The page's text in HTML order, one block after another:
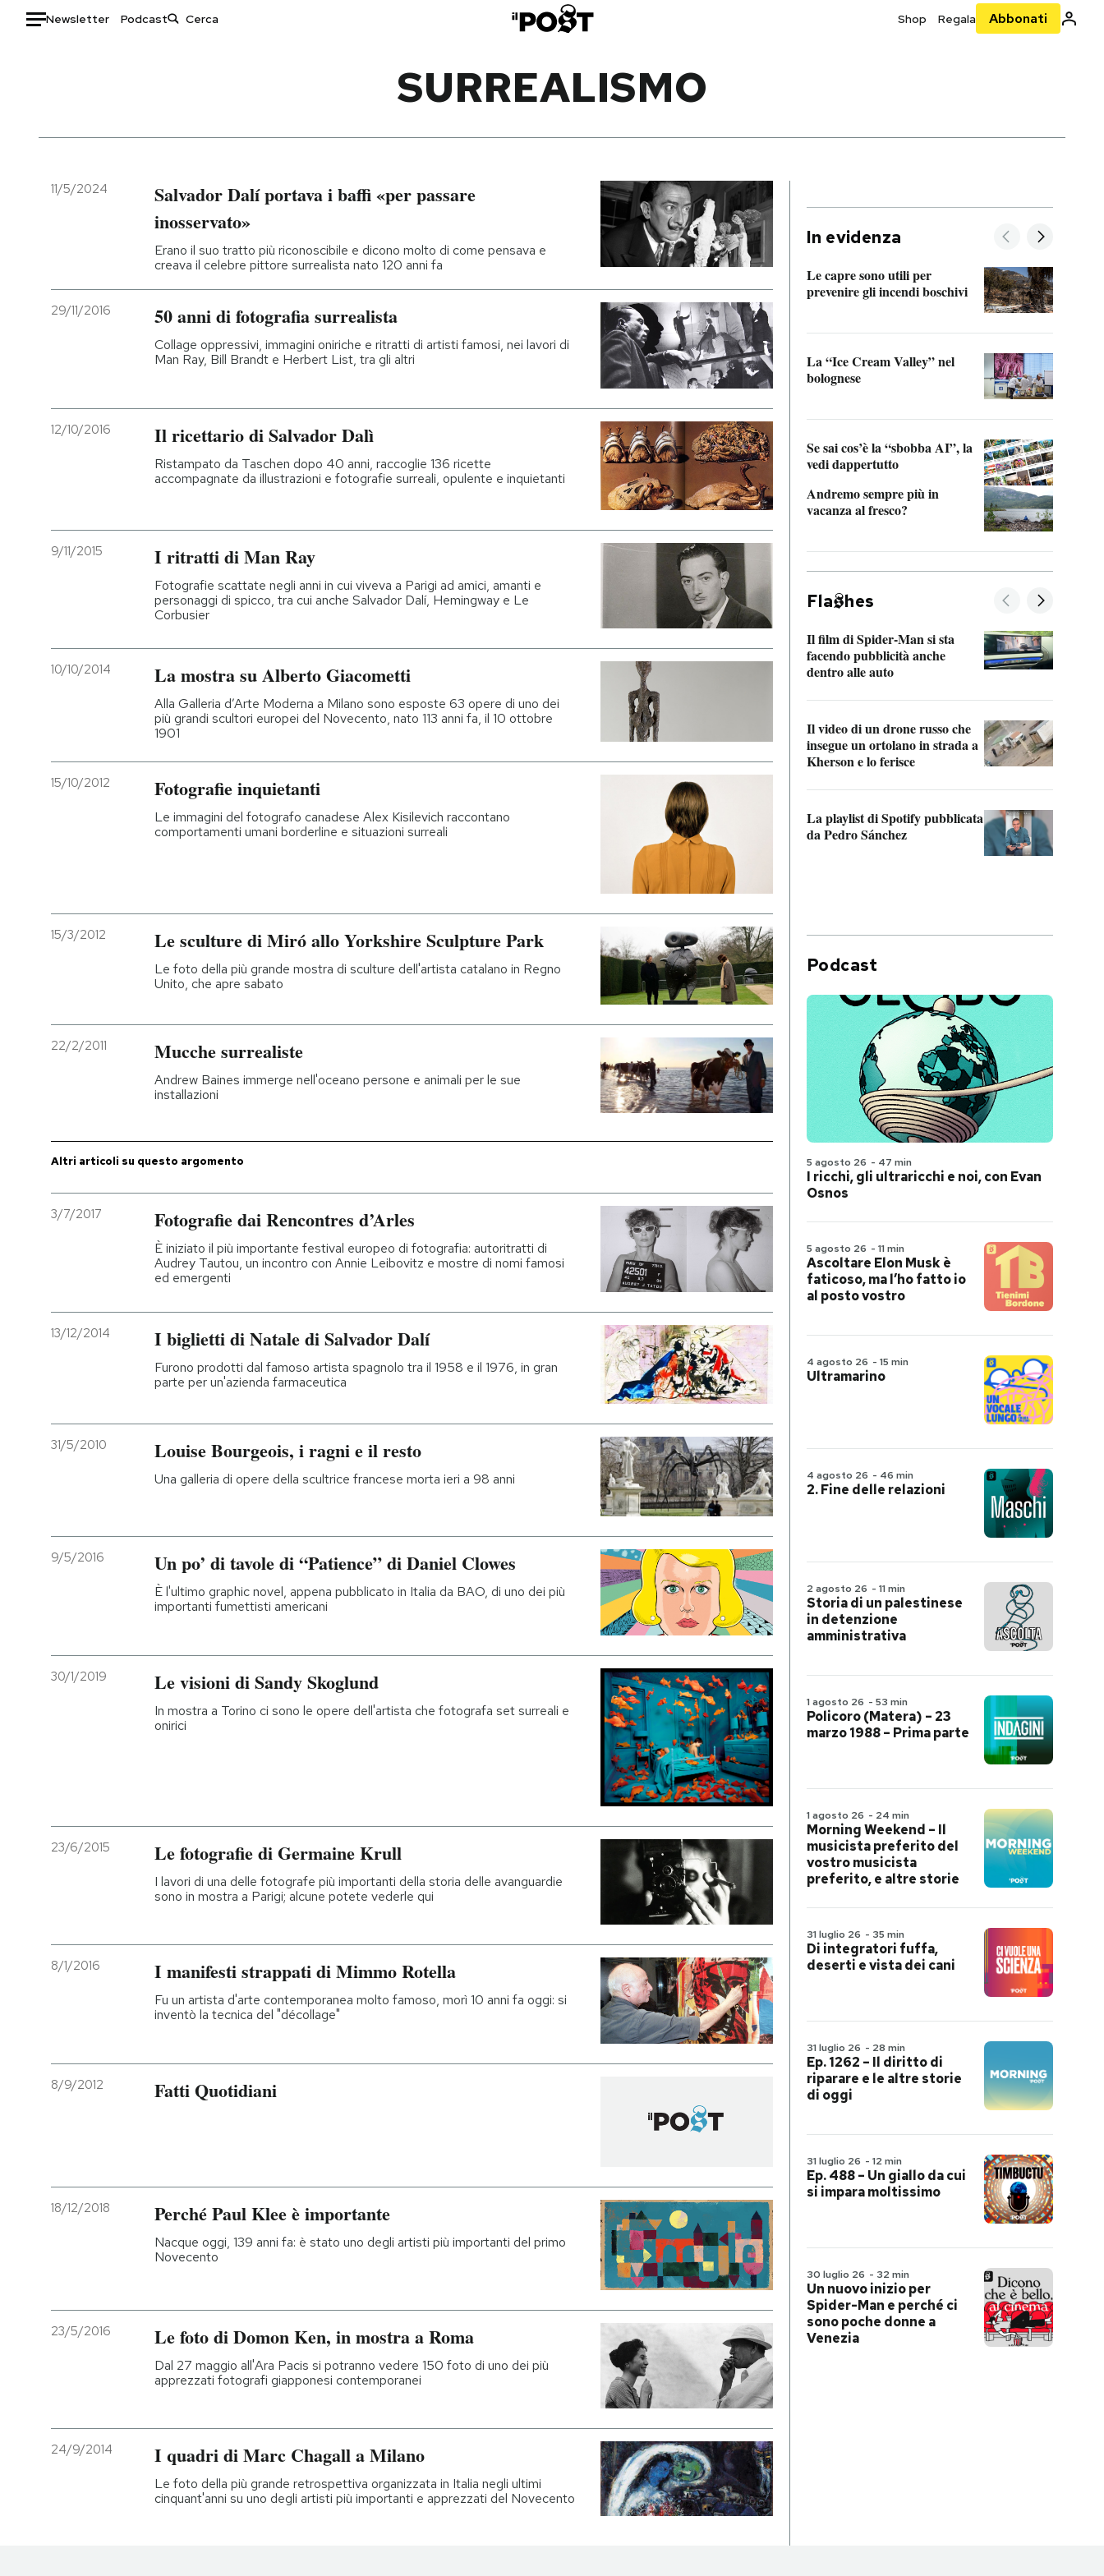
Newsletter Podcast Shop Regala Abbonati
Italia
Politica
Economia
Moda
Ok Boomer!
Media
Mondiali calcio 2026
AREA PERSONALE
SURREALISMO
11/5/2024
Salvador Dalí portava i baffi «per passare
inosservato»
Erano il suo tratto più riconoscibile e dicono molto di come pensava e
creava il celebre pittore surrealista nato 120 anni fa
29/11/2016 50 anni di fotografia surrealista
Collage oppressivi, immagini oniriche e ritratti di artisti famosi, nei lavori di
Man Ray, Bill Brandt e Herbert List, tra gli altri
12/10/2016 Il ricettario di Salvador Dalì
Ristampato da Taschen dopo 40 anni, raccoglie 136 ricette
accompagnate da illustrazioni e fotografie surreali, opulente e inquietanti
9/11/2015 I ritratti di Man Ray
Fotografie scattate negli anni in cui viveva a Parigi ad amici, amanti e
personaggi di spicco, tra cui anche Salvador Dalí, Hemingway e Le
Corbusier
10/10/2014 La mostra su Alberto Giacometti
Alla Galleria d’Arte Moderna a Milano sono esposte 63 opere di uno dei
più grandi scultori europei del Novecento, nato 113 anni fa, il 10 ottobre
1901
15/10/2012 Fotografie inquietanti
Le immagini del fotografo canadese Alex Kisilevich raccontano
comportamenti umani borderline e situazioni surreali
15/3/2012 Le sculture di Miró allo Yorkshire Sculpture Park
Le foto della più grande mostra di sculture dell'artista catalano in Regno
Unito, che apre sabato
22/2/2011 Mucche surrealiste
Andrew Baines immerge nell'oceano persone e animali per le sue
installazioni
Altri articoli su questo argomento
3/7/2017 Fotografie dai Rencontres d’Arles
È iniziato il più importante festival europeo di fotografia: autoritratti di
Audrey Tautou, un incontro con Annie Leibovitz e mostre di nomi famosi
ed emergenti
13/12/2014 I biglietti di Natale di Salvador Dalí
Furono prodotti dal famoso artista spagnolo tra il 1958 e il 1976, in gran
parte per un'azienda farmaceutica
31/5/2010 Louise Bourgeois, i ragni e il resto
Una galleria di opere della scultrice francese morta ieri a 98 anni
9/5/2016 Un po’ di tavole di “Patience” di Daniel Clowes
È l'ultimo graphic novel, appena pubblicato in Italia da BAO, di uno dei più
importanti fumettisti americani
30/1/2019 Le visioni di Sandy Skoglund
In mostra a Torino ci sono le opere dell'artista che fotografa set surreali e
onirici
23/6/2015 Le fotografie di Germaine Krull
I lavori di una delle fotografe più importanti della storia delle avanguardie
sono in mostra a Parigi; alcune potete vederle qui
8/1/2016 I manifesti strappati di Mimmo Rotella
Fu un artista d'arte contemporanea molto famoso, morì 10 anni fa oggi: si
inventò la tecnica del "décollage"
8/9/2012 Fatti Quotidiani
18/12/2018 Perché Paul Klee è importante
Nacque oggi, 139 anni fa: è stato uno degli artisti più importanti del primo
Novecento
23/5/2016 Le foto di Domon Ken, in mostra a Roma
Dal 27 maggio all'Ara Pacis si potranno vedere 150 foto di uno dei più
apprezzati fotografi giapponesi contemporanei
24/9/2014 I quadri di Marc Chagall a Milano
Le foto della più grande retrospettiva organizzata in Italia negli ultimi
cinquant'anni su uno degli artisti più importanti e apprezzati del Novecento
In evidenza
Le capre sono utili per
prevenire gli incendi boschivi
La “Ice Cream Valley” nel
bolognese
Se sai cos’è la “sbobba AI”, la
vedi dappertutto
Andremo sempre più in
vacanza al fresco?
Fla hes
Il film di Spider-Man si sta
facendo pubblicità anche
dentro alle auto
Il video di un drone russo che
insegue un ortolano in strada a
Kherson e lo ferisce
La playlist di Spotify pubblicata
da Pedro Sánchez
Podcast
5 agosto 26 - 47 min
I ricchi, gli ultraricchi e noi, con Evan
Osnos
5 agosto 26 - 11 min
Ascoltare Elon Musk è
faticoso, ma l’ho fatto io
al posto vostro
4 agosto 26 - 15 min
Ultramarino
4 agosto 26 - 46 min
2. Fine delle relazioni
2 agosto 26 - 11 min
Storia di un palestinese
in detenzione
amministrativa
1 agosto 26 - 53 min
Policoro (Matera) – 23
marzo 1988 – Prima parte
1 agosto 26 - 24 min
Morning Weekend – Il
musicista preferito del
vostro musicista
preferito, e altre storie
31 luglio 26 - 35 min
Di integratori fuffa,
deserti e vista dei cani
31 luglio 26 - 28 min
Ep. 1262 – Il diritto di
riparare e le altre storie
di oggi
31 luglio 26 - 12 min
Ep. 488 – Un giallo da cui
si impara moltissimo
30 luglio 26 - 32 min
Un nuovo inizio per
Spider-Man e perché ci
sono poche donne a
Venezia